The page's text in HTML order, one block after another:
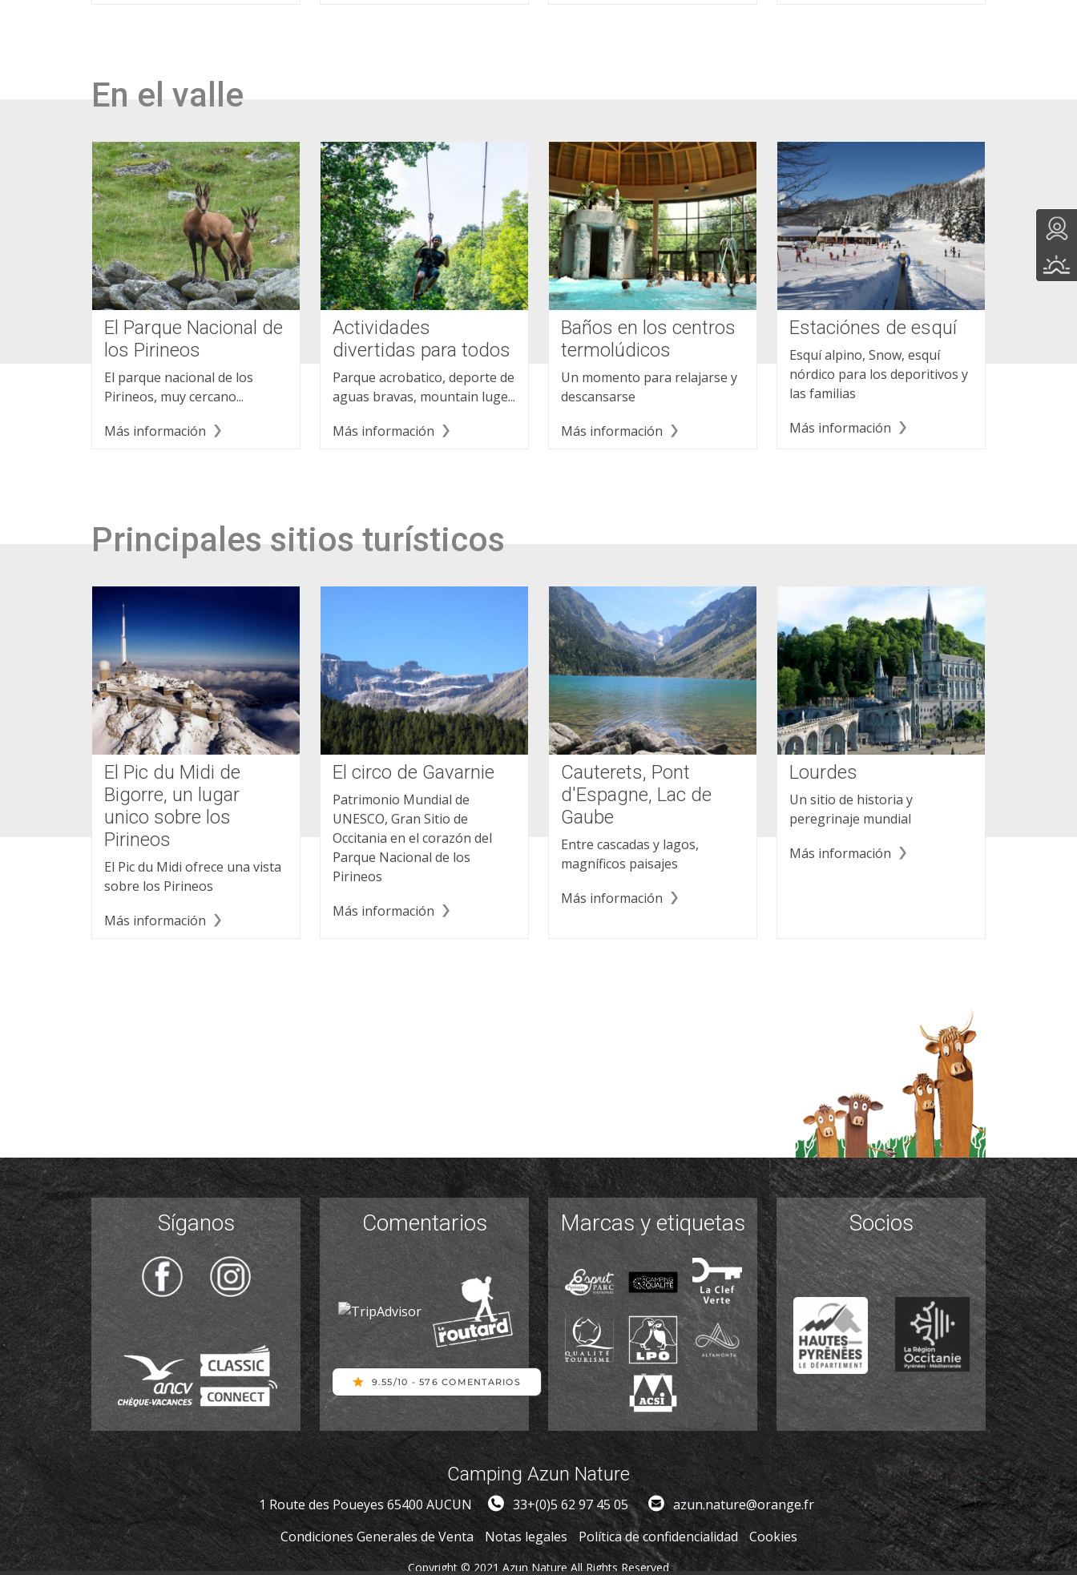
En el valle
El Parque Nacional de
los Pirineos
El parque nacional de los
Pirineos, muy cercano...
Más información
Actividades
divertidas para todos
Parque acrobatico, deporte de
aguas bravas, mountain luge...
Más información
Baños en los centros
termolúdicos
Un momento para relajarse y
descansarse
Más información
Estaciónes de esquí
Esquí alpino, Snow, esquí
nórdico para los deporitivos y
las familias
Más información
Principales sitios turísticos
El Pic du Midi de
Bigorre, un lugar
unico sobre los
Pirineos
El Pic du Midi ofrece una vista
sobre los Pirineos
Más información
El circo de Gavarnie
Patrimonio Mundial de
UNESCO, Gran Sitio de
Occitania en el corazón del
Parque Nacional de los
Pirineos
Más información
Cauterets, Pont
d'Espagne, Lac de
Gaube
Entre cascadas y lagos,
magníficos paisajes
Más información
Lourdes
Un sitio de historia y
peregrinaje mundial
Más información
Síganos Comentarios Marcas y etiquetas Socios
Camping Azun Nature
1 Route des Poueyes 65400 AUCUN 33+(0)5 62 97 45 05
azun.nature@orange.fr
Condiciones Generales de Venta
Notas legales Política de confidencialidad Cookies
Copyright © 2021 Azun Nature All Rights Reserved